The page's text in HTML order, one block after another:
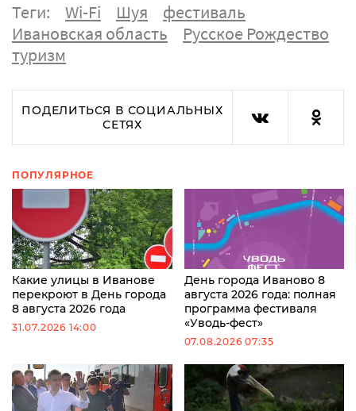
Теги: Wi-Fi Шуя
фестиваль
Ивановская область
Русское Рождество
туризм
ПОДЕЛИТЬСЯ В СОЦИАЛЬНЫХ
СЕТЯХ
ПОПУЛЯРНОЕ
Какие улицы в Иванове
перекроют в День города
8 августа 2026 года
31.07.2026 14:00
День города Иваново 8
августа 2026 года: полная
программа фестиваля
«Уводь-фест»
07.08.2026 07:35